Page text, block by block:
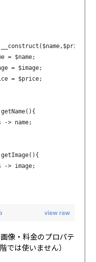
= $name;
= $image;
= $price;
-> name;
-> image;
view raw
像・料金のプロパテ
では使いません）